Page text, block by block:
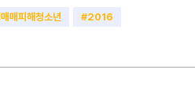
및 사례관리 결과 2-1. 상담형태 및
가 2. 사업추진에 대한 제언 붙임:
매피해청소년
#2016